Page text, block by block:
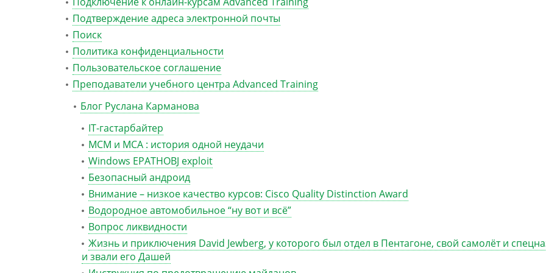
Подтверждение адреса электронной почты
Поиск
Политика конфиденциальности
Пользовательское соглашение
Преподаватели учебного центра Advanced Training
Блог Руслана Карманова
IT-гастарбайтер
MCM и MCA : история одной неудачи
Windows EPATHOBJ exploit
Безопасный андроид
Внимание – низкое качество курсов: Cisco Quality Distinction Award
Водородное автомобильное “ну вот и всё”
Вопрос ликвидности
Жизнь и приключения David Jewberg, у которого был отдел в Пентагоне, свой самолёт и
и звали его Дашей